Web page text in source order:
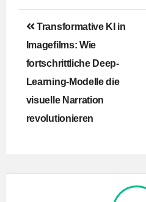
Transformative KI in
Imagefilms: Wie
fortschrittliche Deep-
Learning-Modelle die
visuelle Narration
revolutionieren